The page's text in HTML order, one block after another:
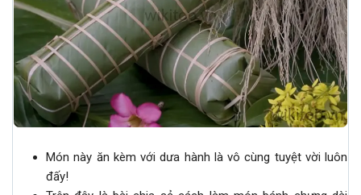
Món này ăn kèm với dưa hành là vô cùng tuyệt vời luôn
đấy!